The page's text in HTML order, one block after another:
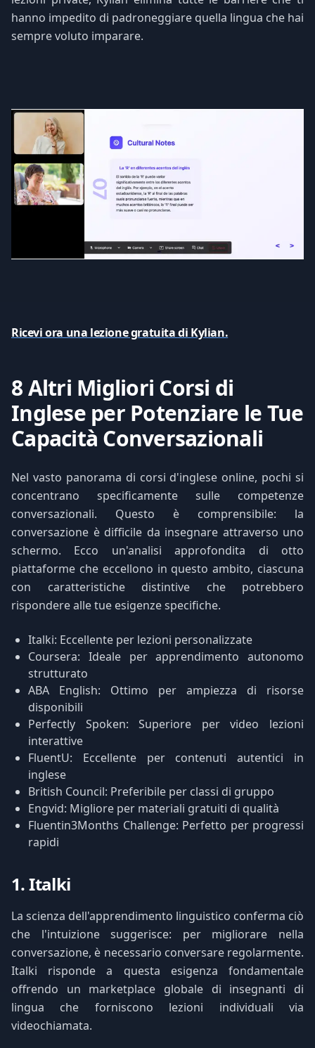
hanno impedito di padroneggiare quella lingua che hai
sempre voluto imparare.
Ricevi ora una lezione gratuita di Kylian.
8 Altri Migliori Corsi di
Inglese per Potenziare le Tue
Capacità Conversazionali
Nel vasto panorama di corsi d'inglese online, pochi si
concentrano specificamente sulle competenze
conversazionali. Questo è comprensibile: la
conversazione è difficile da insegnare attraverso uno
schermo. Ecco un'analisi approfondita di otto
piattaforme che eccellono in questo ambito, ciascuna
con caratteristiche distintive che potrebbero
rispondere alle tue esigenze specifiche.
Italki: Eccellente per lezioni personalizzate
Coursera: Ideale per apprendimento autonomo
strutturato
ABA English: Ottimo per ampiezza di risorse
disponibili
Perfectly Spoken: Superiore per video lezioni
interattive
FluentU: Eccellente per contenuti autentici in
inglese
British Council: Preferibile per classi di gruppo
Engvid: Migliore per materiali gratuiti di qualità
Fluentin3Months Challenge: Perfetto per progressi
rapidi
1. Italki
La scienza dell'apprendimento linguistico conferma ciò
che l'intuizione suggerisce: per migliorare nella
conversazione, è necessario conversare regolarmente.
Italki risponde a questa esigenza fondamentale
offrendo un marketplace globale di insegnanti di
lingua che forniscono lezioni individuali via
videochiamata.